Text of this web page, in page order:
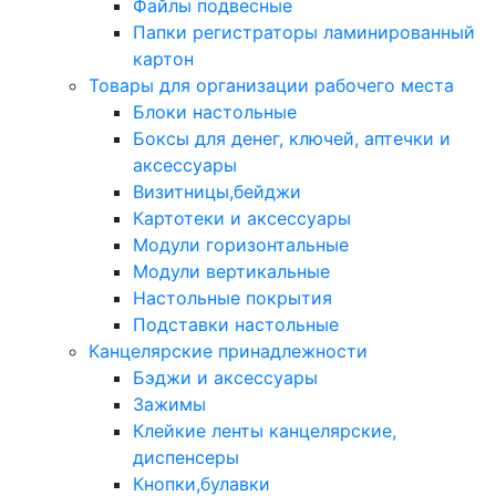
Файлы подвесные
Папки регистраторы ламинированный
картон
Товары для организации рабочего места
Блоки настольные
Боксы для денег, ключей, аптечки и
аксессуары
Визитницы,бейджи
Картотеки и аксессуары
Модули горизонтальные
Модули вертикальные
Настольные покрытия
Подставки настольные
Канцелярские принадлежности
Бэджи и аксессуары
Зажимы
Клейкие ленты канцелярские,
диспенсеры
Кнопки,булавки